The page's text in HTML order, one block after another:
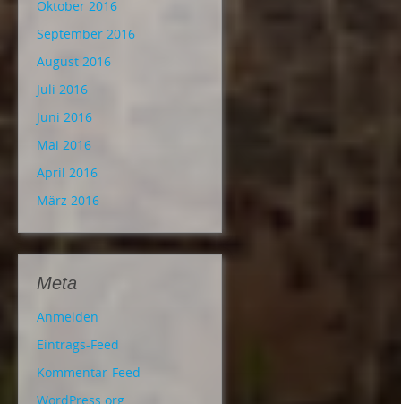
Oktober 2016
September 2016
August 2016
Juli 2016
Juni 2016
Mai 2016
April 2016
März 2016
Meta
Anmelden
Eintrags-Feed
Kommentar-Feed
WordPress.org